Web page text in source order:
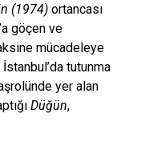
(1974) ortancası
göçen ve
mücadeleye
tutunma
yer alan
Düğün,